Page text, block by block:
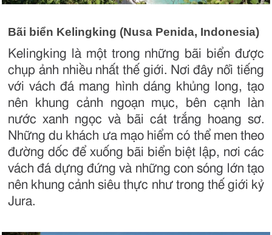
Bãi biển Kelingking (Nusa Penida, Indonesia)
Kelingking là một trong những bãi biển được
chụp ảnh nhiều nhất thế giới. Nơi đây nổi tiếng
với vách đá mang hình dáng khủng long, tạo
nên khung cảnh ngoạn mục, bên cạnh làn
nước xanh ngọc và bãi cát trắng hoang sơ.
Những du khách ưa mạo hiểm có thể men theo
đường dốc để xuống bãi biển biệt lập, nơi các
vách đá dựng đứng và những con sóng lớn tạo
nên khung cảnh siêu thực như trong thế giới kỷ
Jura.